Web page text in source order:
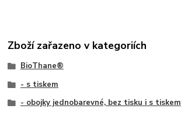
Zboží zařazeno v kategoriích
BioThane®
- s tiskem
- obojky jednobarevné, bez tisku i s tiskem